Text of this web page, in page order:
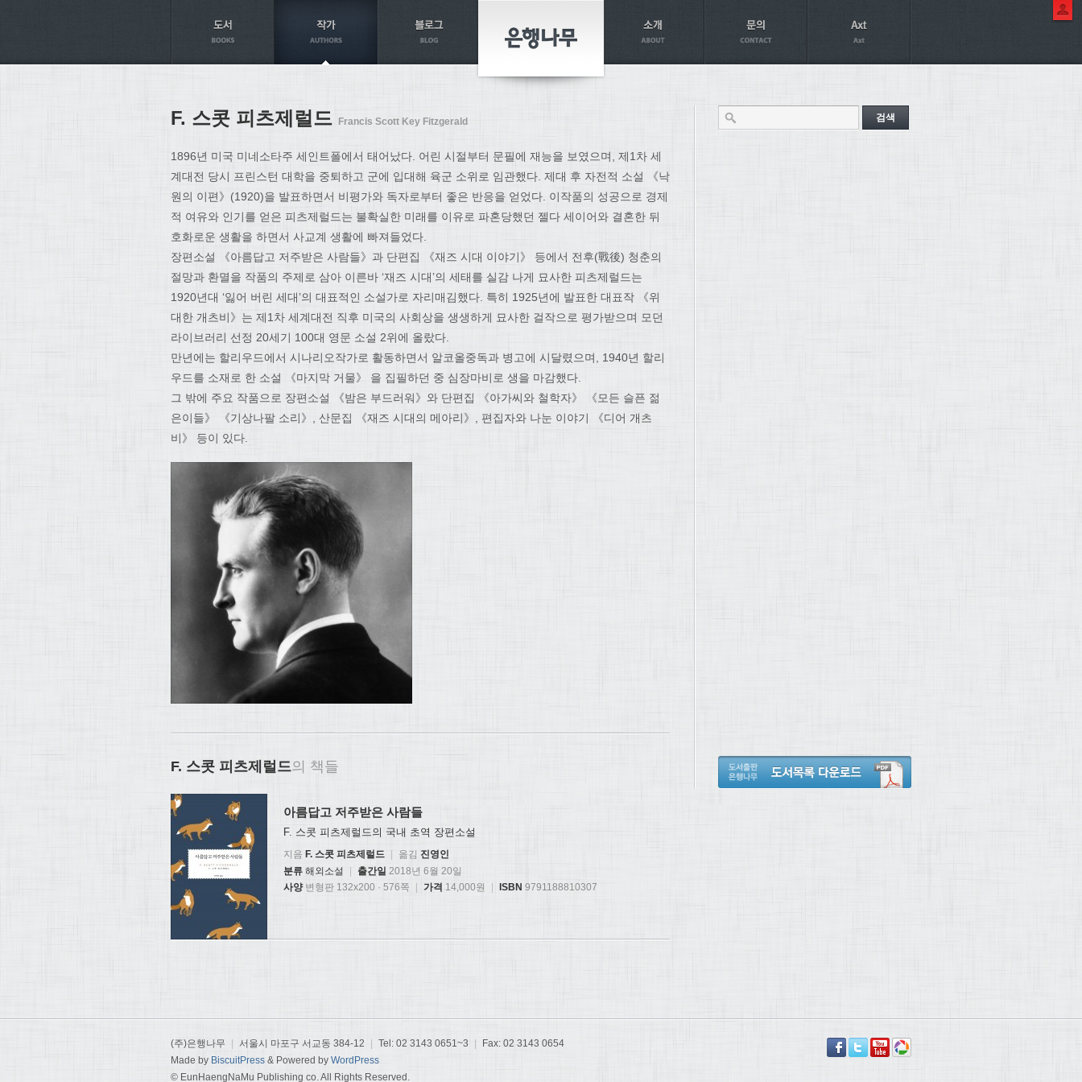
F. 스콧 피츠제럴드 Francis Scott Key Fitzgerald
1896년 미국 미네소타주 세인트폴에서 태어났다. 어린 시절부터 문필에 재능을 보였으며, 제1차 세
계대전 당시 프린스턴 대학을 중퇴하고 군에 입대해 육군 소위로 임관했다. 제대 후 자전적 소설 《낙
원의 이편》(1920)을 발표하면서 비평가와 독자로부터 좋은 반응을 얻었다. 이작품의 성공으로 경제
적 여유와 인기를 얻은 피츠제럴드는 불확실한 미래를 이유로 파혼당했던 젤다 세이어와 결혼한 뒤
호화로운 생활을 하면서 사교계 생활에 빠져들었다.
장편소설 《아름답고 저주받은 사람들》과 단편집 《재즈 시대 이야기》 등에서 전후(戰後) 청춘의
절망과 환멸을 작품의 주제로 삼아 이른바 ‘재즈 시대’의 세태를 실감 나게 묘사한 피츠제럴드는
1920년대 ‘잃어 버린 세대’의 대표적인 소설가로 자리매김했다. 특히 1925년에 발표한 대표작 《위
대한 개츠비》는 제1차 세계대전 직후 미국의 사회상을 생생하게 묘사한 걸작으로 평가받으며 모던
라이브러리 선정 20세기 100대 영문 소설 2위에 올랐다.
만년에는 할리우드에서 시나리오작가로 활동하면서 알코올중독과 병고에 시달렸으며, 1940년 할리
우드를 소재로 한 소설 《마지막 거물》 을 집필하던 중 심장마비로 생을 마감했다.
그 밖에 주요 작품으로 장편소설 《밤은 부드러워》와 단편집 《아가씨와 철학자》 《모든 슬픈 젊
은이들》 《기상나팔 소리》, 산문집 《재즈 시대의 메아리》, 편집자와 나눈 이야기 《디어 개츠
비》 등이 있다.
F. 스콧 피츠제럴드의 책들
아름답고 저주받은 사람들
F. 스콧 피츠제럴드의 국내 초역 장편소설
지음 F. 스콧 피츠제럴드 | 옮김 진영인
분류 해외소설 | 출간일 2018년 6월 20일
사양변형판 132x200 · 576쪽 가격 14,000원 ISBN 9791188810307
(주)은행나무 | 서울시 마포구 서교동 384-12 | Tel: 02 3143 0651~3 |
Fax: 02 3143 0654
Made by BiscuitPress & Powered by WordPress
© EunHaengNaMu Publishing co. All Rights Reserved.